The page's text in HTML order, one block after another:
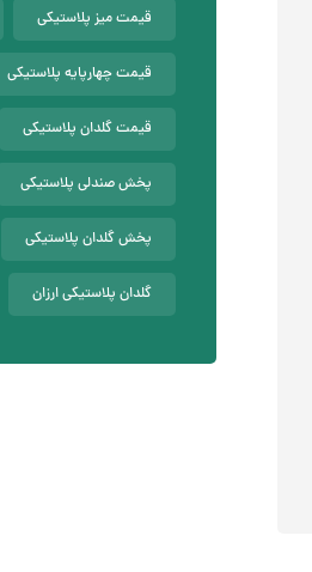
قیمت میز پلاستیکی
قیمت چهارپایه پلاستیکی
قیمت گلدان پلاستیکی
پخش صندلی پلاستیکی
پخش گلدان پلاستیکی
گلدان پلاستیکی ارزان